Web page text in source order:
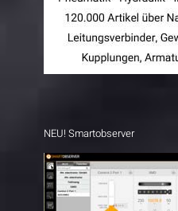
NEU! Smartobserver